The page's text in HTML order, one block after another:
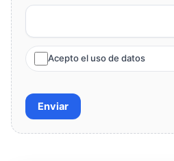
Acepto el uso de datos
Enviar